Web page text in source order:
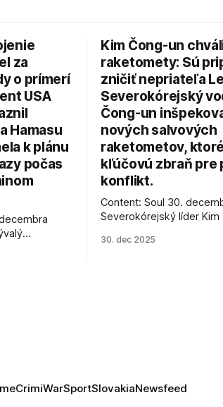
za
o prímerí
USA
Hamasu
k plánu
počas
Kim Čong-un
raketomety: Sú
zničiť nepriateľa
Severokórejský
Čong-un
nových salvových
raketometov,
kľúčovú zbraň pre
konflikt.
Content: Soul 30.
Severokórejský líder Kim
najnovšie salvové
30. dec 2025
CrimiWarSportSlovakiaNewsfeed